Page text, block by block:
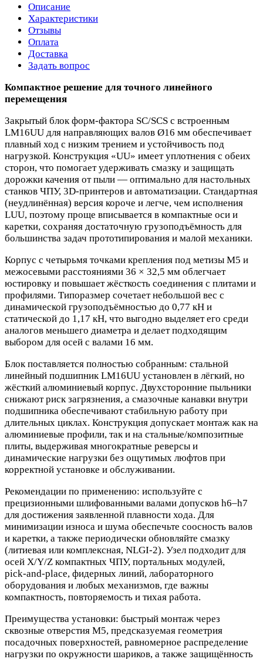
Описание
Характеристики
Отзывы
Оплата
Доставка
Задать вопрос
Компактное решение для точного линейного
перемещения
Закрытый блок форм‑фактора SC/SCS с встроенным
LM16UU для направляющих валов Ø16 мм обеспечивает
плавный ход с низким трением и устойчивость под
нагрузкой. Конструкция «UU» имеет уплотнения с обеих
сторон, что помогает удерживать смазку и защищать
дорожки качения от пыли — оптимально для настольных
станков ЧПУ, 3D‑принтеров и автоматизации. Стандартная
(неудлинённая) версия короче и легче, чем исполнения
LUU, поэтому проще вписывается в компактные оси и
каретки, сохраняя достаточную грузоподъёмность для
большинства задач прототипирования и малой механики.
Корпус с четырьмя точками крепления под метизы M5 и
межосевыми расстояниями 36 × 32,5 мм облегчает
юстировку и повышает жёсткость соединения с плитами и
профилями. Типоразмер сочетает небольшой вес с
динамической грузоподъёмностью до 0,77 кН и
статической до 1,17 кН, что выгодно выделяет его среди
аналогов меньшего диаметра и делает подходящим
выбором для осей с валами 16 мм.
Блок поставляется полностью собранным: стальной
линейный подшипник LM16UU установлен в лёгкий, но
жёсткий алюминиевый корпус. Двухсторонние пыльники
снижают риск загрязнения, а смазочные канавки внутри
подшипника обеспечивают стабильную работу при
длительных циклах. Конструкция допускает монтаж как на
алюминиевые профили, так и на стальные/композитные
плиты, выдерживая многократные реверсы и
динамические нагрузки без ощутимых люфтов при
корректной установке и обслуживании.
Рекомендации по применению: используйте с
прецизионными шлифованными валами допусков h6–h7
для достижения заявленной плавности хода. Для
минимизации износа и шума обеспечьте соосность валов
и каретки, а также периодически обновляйте смазку
(литиевая или комплексная, NLGI‑2). Узел подходит для
осей X/Y/Z компактных ЧПУ, портальных модулей,
pick‑and‑place, фидерных линий, лабораторного
оборудования и любых механизмов, где важны
компактность, повторяемость и тихая работа.
Преимущества установки: быстрый монтаж через
сквозные отверстия M5, предсказуемая геометрия
посадочных поверхностей, равномерное распределение
нагрузки по окружности шариков, а также защищённость